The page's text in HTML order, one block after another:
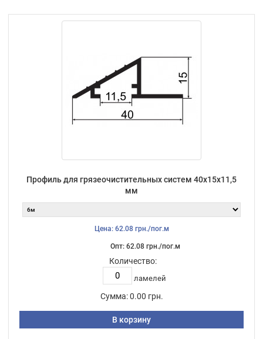
Профиль для грязеочистительных систем 40х15х11,5
мм
Цена: 62.08 грн./пог.м
Опт: 62.08 грн./пог.м
Количество:
ламелей
Сумма: 0.00 грн.
В корзину